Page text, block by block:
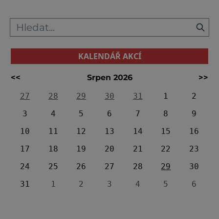
KALENDÁŘ AKCÍ
<< Srpen 2026
>>
27
28 29 30 31 1
2
3
4 5 6 7 8
9
10
11 12 13 14 15
16
17
18 19 20 21 22
23
24
25 26 27 28 29
30
31
1 2 3 4 5 6